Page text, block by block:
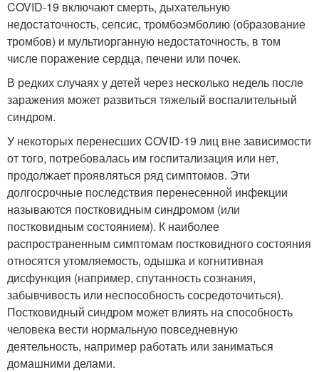
COVID-19 включают смерть, дыхательную
недостаточность, сепсис, тромбоэмболию (образование
тромбов) и мультиорганную недостаточность, в том
числе поражение сердца, печени или почек.
В редких случаях у детей через несколько недель после
заражения может развиться тяжелый воспалительный
синдром.
У некоторых перенесших COVID-19 лиц вне зависимости
от того, потребовалась им госпитализация или нет,
продолжает проявляться ряд симптомов. Эти
долгосрочные последствия перенесенной инфекции
называются постковидным синдромом (или
постковидным состоянием). К наиболее
распространенным симптомам постковидного состояния
относятся утомляемость, одышка и когнитивная
дисфункция (например, спутанность сознания,
забывчивость или неспособность сосредоточиться).
Постковидный синдром может влиять на способность
человека вести нормальную повседневную
деятельность, например работать или заниматься
домашними делами.